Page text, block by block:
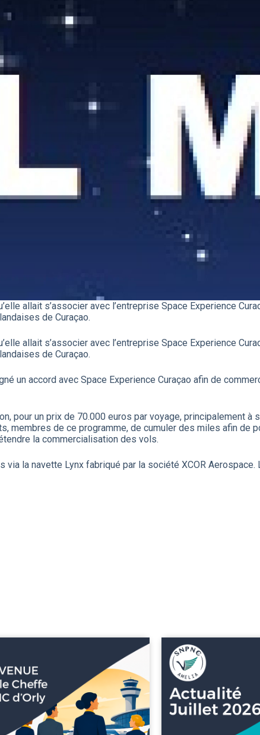
allait s’associer avec l’entreprise Space Experience
de Curaçao.
allait s’associer avec l’entreprise Space Experience
de Curaçao.
un accord avec Space Experience Curaçao afin de
pour un prix de 70.000 euros par voyage, principalement à
membres de ce programme, de cumuler des miles afin de
la commercialisation des vols.
la navette Lynx fabriqué par la société XCOR Aerospace.